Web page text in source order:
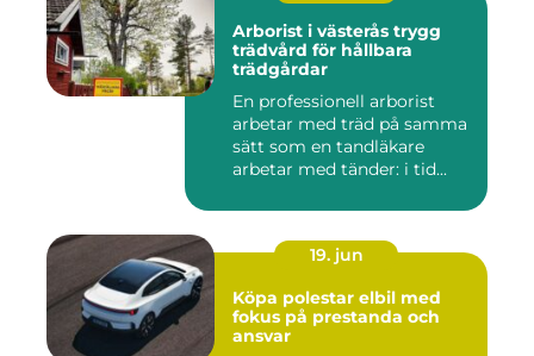
Arborist i västerås trygg
trädvård för hållbara
trädgårdar
En professionell arborist
arbetar med träd på samma
sätt som en tandläkare
arbetar med tänder: i tid...
19. jun
Köpa polestar elbil med
fokus på prestanda och
ansvar